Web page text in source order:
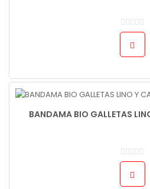
BANDAMA BIO GALLETAS